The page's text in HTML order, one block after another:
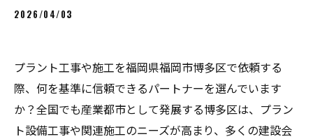
2026/04/03
プラント工事や施工を福岡県福岡市博多区で依頼する
際、何を基準に信頼できるパートナーを選んでいます
か？全国でも産業都市として発展する博多区は、プラン
ト設備工事や関連施工のニーズが高まり、多くの建設会